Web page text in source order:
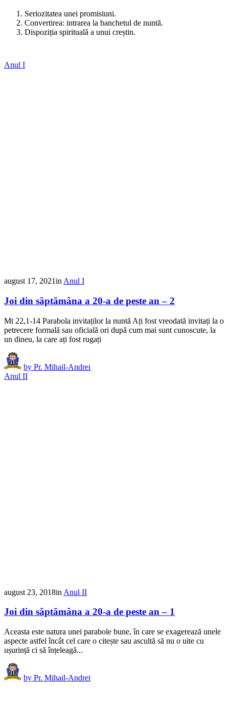
Seriozitatea unei promisiuni.
Convertirea: intrarea la banchetul de nuntă.
Dispoziția spirituală a unui creștin.
Anul I
august 17, 2021in Anul I
Joi din săptămâna a 20-a de peste an – 2
Mt 22,1-14 Parabola invitaților la nuntă Ați fost vreodată invitați la o
petrecere formală sau oficială ori după cum mai sunt cunoscute, la
un dineu, la care ați fost rugați
by Pr. Mihail-Andrei
Anul II
august 23, 2018in Anul II
Joi din săptămâna a 20-a de peste an – 1
Aceasta este natura unei parabole bune, în care se exagerează unele
aspecte astfel încât cel care o citește sau ascultă să nu o uite cu
ușurință ci să înțeleagă...
by Pr. Mihail-Andrei